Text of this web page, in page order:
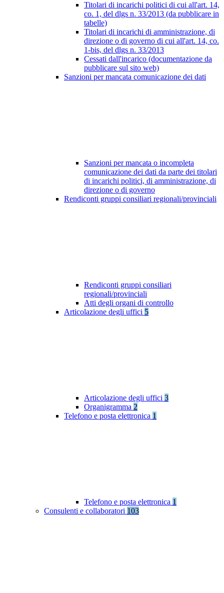
Titolari di incarichi politici di cui all'art. 14,
co. 1, del dlgs n. 33/2013 (da pubblicare in
tabelle)
Titolari di incarichi di amministrazione, di
direzione o di governo di cui all'art. 14, co.
1-bis, del dlgs n. 33/2013
Cessati dall'incarico (documentazione da
pubblicare sul sito web)
Sanzioni per mancata comunicazione dei dati
Sanzioni per mancata o incompleta
comunicazione dei dati da parte dei titolari
di incarichi politici, di amministrazione, di
direzione o di governo
Rendiconti gruppi consiliari regionali/provinciali
Rendiconti gruppi consiliari
regionali/provinciali
Atti degli organi di controllo
Articolazione degli uffici 5
Articolazione degli uffici 3
Organigramma 2
Telefono e posta elettronica 1
Telefono e posta elettronica 1
Consulenti e collaboratori 103